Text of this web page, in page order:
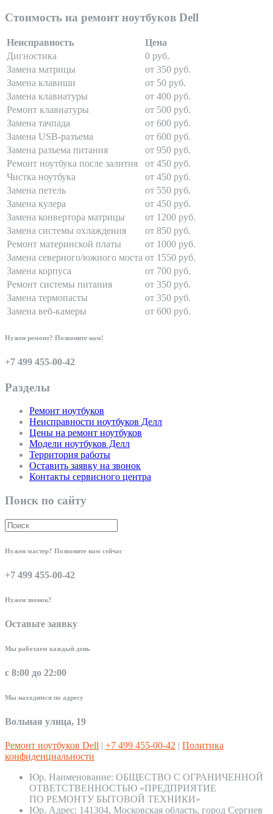
Стоимость на ремонт ноутбуков Dell
Неисправность
Цена
Дигностика
0 руб.
Замена матрицы
от 350 руб.
Замена клавиши
от 50 руб.
Замена клавиатуры
от 400 руб.
Ремонт клавиатуры
от 500 руб.
Замена тачпада
от 600 руб.
Замена USB-разъема
от 600 руб.
Замена разъема питания
от 950 руб.
Ремонт ноутбука после залития
от 450 руб.
Чистка ноутбука
от 450 руб.
Замена петель
от 550 руб.
Замена кулера
от 450 руб.
Замена конвертора матрицы
от 1200 руб.
Замена системы охлаждения
от 850 руб.
Ремонт материнской платы
от 1000 руб.
Замена северного/южного моста от 1550 руб.
Замена корпуса
от 700 руб.
Ремонт системы питания
от 350 руб.
Замена термопасты
от 350 руб.
Замена веб-камеры
от 600 руб.
Нужен ремонт? Позвоните нам!
+7 499 455-00-42
Разделы
Ремонт ноутбуков
Неисправности ноутбуков Делл
Цены на ремонт ноутбуков
Модели ноутбуков Делл
Территория работы
Оставить заявку на звонок
Контакты сервисного центра
Поиск по сайту
Нужен мастер? Позвоните нам сейчас
+7 499 455-00-42
Нужен звонок?
Оставьте заявку
Мы работаем каждый день
с 8:00 до 22:00
Мы находимся по адресу
Вольная улица, 19
Ремонт ноутбуков Dell | +7 499 455-00-42 | Политика
конфиденциальности
Юр. Наименование: ОБЩЕСТВО С ОГРАНИЧЕННОЙ
ОТВЕТСТВЕННОСТЬЮ «ПРЕДПРИЯТИЕ
ПО РЕМОНТУ БЫТОВОЙ ТЕХНИКИ»
Юр. Адрес: 141304, Московская область, город Сергиев